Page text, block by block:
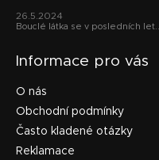
26.5.2024
Bouclé látka se v posledních let...
Informace pro vás
O nás
Obchodní podmínky
Často kladené otázky
Reklamace